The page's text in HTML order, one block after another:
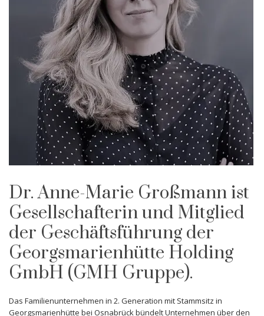
Dr. Anne-Marie Großmann ist
Gesellschafterin und Mitglied
der Geschäftsführung der
Georgsmarienhütte Holding
GmbH (GMH Gruppe).
Das Familienunternehmen in 2. Generation mit Stammsitz in
Georgsmarienhütte bei Osnabrück bündelt Unternehmen über den